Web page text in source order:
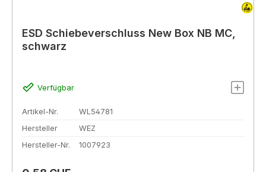
ESD Schiebeverschluss New Box NB MC,
schwarz
Verfügbar
Artikel-Nr.
WL54781
Hersteller
WEZ
Hersteller-Nr.
1007923